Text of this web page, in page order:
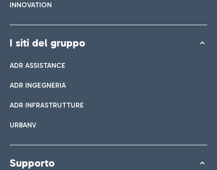
INNOVATION
I siti del gruppo
ADR ASSISTANCE
ADR INGEGNERIA
ADR INFRASTRUTTURE
URBANV
Supporto